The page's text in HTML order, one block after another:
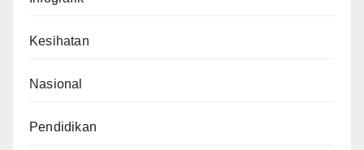
Kesihatan
Nasional
Pendidikan